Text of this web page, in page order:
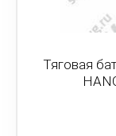
Тяговая